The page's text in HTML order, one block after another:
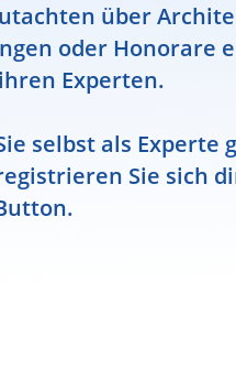
über
oder Honorare
Experten.
selbst als Experte
Sie sich